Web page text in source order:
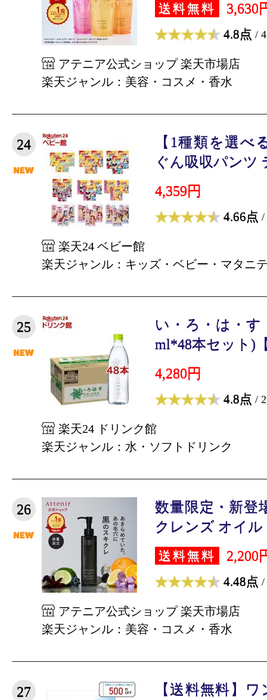
送料無料 3,630
4.8点 /
アテニア公式ショップ 楽天市場店
楽天ジャンル：美容・コスメ・香水
24
【1種類を選べ
ぐん吸収パンツ
4,359円
4.66点 /
楽天24 ベビー館
楽天ジャンル：キッズ・ベビー・マタニ
25
い・ろ・は・す
ml*48本セット)
4,280円
4.8点 /
楽天24 ドリンク館
楽天ジャンル：水・ソフトドリンク
26
数量限定・新登
クレンズ オイル
送料無料 2,200
4.48点 /
アテニア公式ショップ 楽天市場店
楽天ジャンル：美容・コスメ・香水
27
【送料無料】